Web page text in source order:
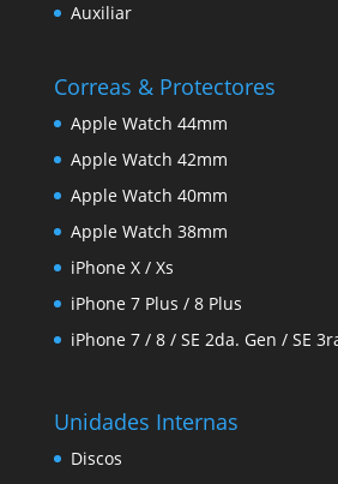
Auxiliar
Correas & Protectores
Apple Watch 44mm
Apple Watch 42mm
Apple Watch 40mm
Apple Watch 38mm
iPhone X / Xs
iPhone 7 Plus / 8 Plus
iPhone 7 / 8 / SE 2da. Gen / SE
Unidades Internas
Discos